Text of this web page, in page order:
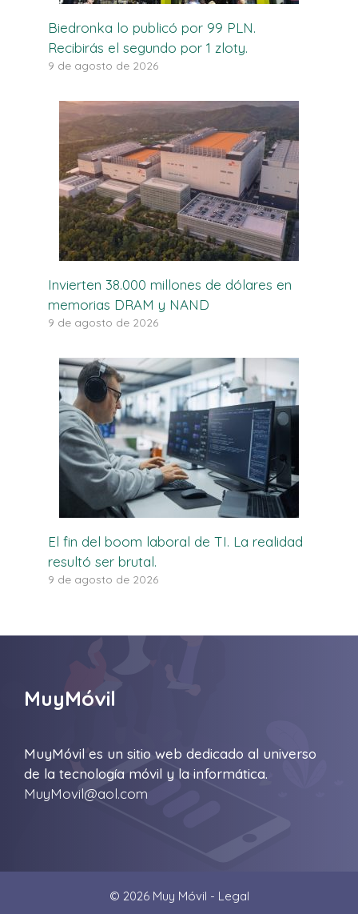
Biedronka lo publicó por 99 PLN.
Recibirás el segundo por 1 zloty.
9 de agosto de 2026
Invierten 38.000 millones de dólares en
memorias DRAM y NAND
9 de agosto de 2026
El fin del boom laboral de TI. La realidad
resultó ser brutal.
9 de agosto de 2026
MuyMóvil
MuyMóvil es un sitio web dedicado al universo
de la tecnología móvil y la informática.
MuyMovil@aol.com
© 2026 Muy Móvil - Legal